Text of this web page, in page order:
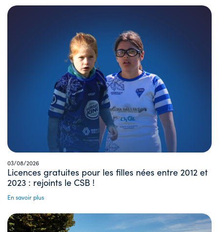
03/08/2026
Licences gratuites pour les filles nées entre 2012 et
2023 : rejoints le CSB !
En savoir plus